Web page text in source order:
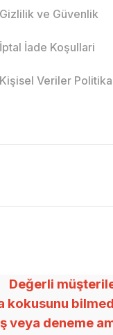
Gizlilik ve Güvenlik
İptal İade Koşullari
Kişisel Veriler
Değerli
veya deneme